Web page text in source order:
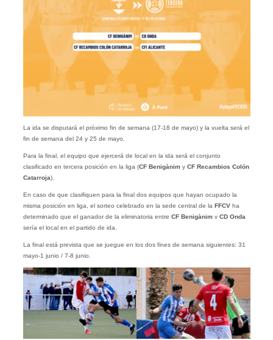
La ida se disputará el próximo fin de semana (17-18 de mayo) y la vuelta será el
fin de semana del 24 y 25 de mayo.
Para la final, el equipo que ejercerá de local en la ida será el conjunto
clasificado en tercera posición en la liga (CF Benigànimy CF Recambios Colón
Catarroja).
En caso de que clasifiquen para la final dos equipos que hayan ocupado la
misma posición en liga, el sorteo celebrado en la sede central de la FFCVha
determinado que el ganador de la eliminatoria entre CF Benigànimv CD Onda
sería el local en el partido de ida.
La final está prevista que se juegue en los dos fines de semana siguientes: 31
mayo-1 junio / 7-8 junio.